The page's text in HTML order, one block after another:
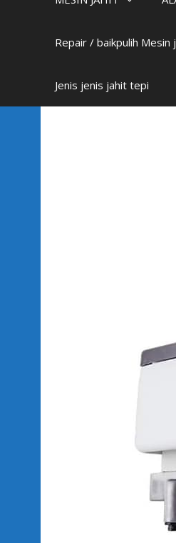
Repair / baikpulih Mesin
Jenis jenis jahit tepi